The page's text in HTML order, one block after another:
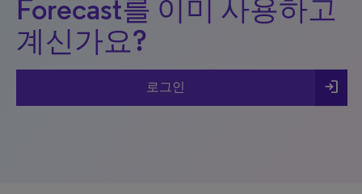
Forecast를 이미 사용하고
계신가요?
로그인 login